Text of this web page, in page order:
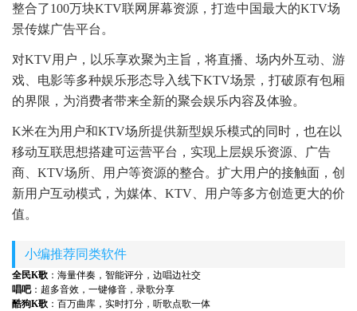
整合了100万块KTV联网屏幕资源，打造中国最大的KTV场
景传媒广告平台。
对KTV用户，以乐享欢聚为主旨，将直播、场内外互动、游
戏、电影等多种娱乐形态导入线下KTV场景，打破原有包厢
的界限，为消费者带来全新的聚会娱乐内容及体验。
K米在为用户和KTV场所提供新型娱乐模式的同时，也在以
移动互联思想搭建可运营平台，实现上层娱乐资源、广告
商、KTV场所、用户等资源的整合。扩大用户的接触面，创
新用户互动模式，为媒体、KTV、用户等多方创造更大的价
值。
小编推荐同类软件
全民K歌 ：海量伴奏，智能评分，边唱边社交
唱吧：超多音效，一键修音，录歌分享
酷狗K歌 ：百万曲库，实时打分，听歌点歌一体